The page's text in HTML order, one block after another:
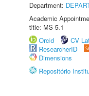
Department:
Academic
title: MS-5.1
Orcid
CV
ResearcherID
Dimensions
Repositório